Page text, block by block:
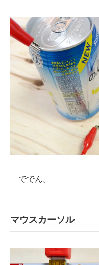
ででん。
マウスカーソル